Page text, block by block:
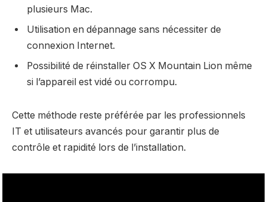
plusieurs Mac.
Utilisation en dépannage sans nécessiter de
connexion Internet.
Possibilité de réinstaller OS X Mountain Lion même
si l’appareil est vidé ou corrompu.
Cette méthode reste préférée par les professionnels
IT et utilisateurs avancés pour garantir plus de
contrôle et rapidité lors de l’installation.